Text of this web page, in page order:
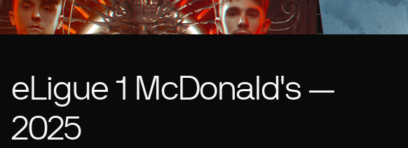
eLigue 1 McDonald's —
2025